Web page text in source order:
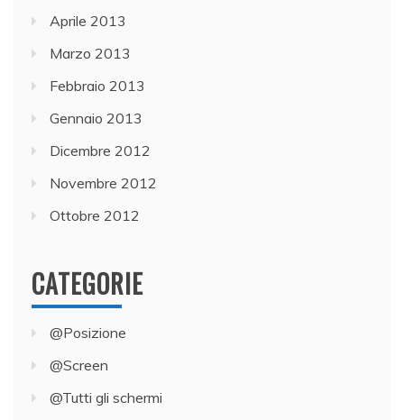
Aprile 2013
Marzo 2013
Febbraio 2013
Gennaio 2013
Dicembre 2012
Novembre 2012
Ottobre 2012
CATEGORIE
@Posizione
@Screen
@Tutti gli schermi